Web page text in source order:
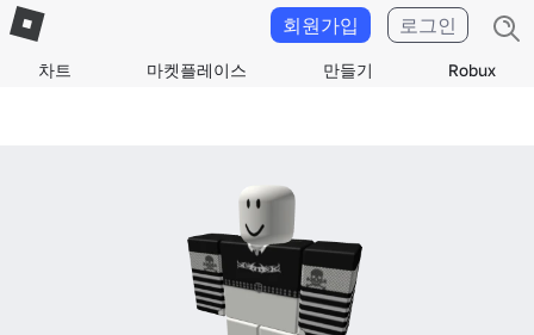
차트 마켓플레이스 만들기 Robux
회원가입 로그인